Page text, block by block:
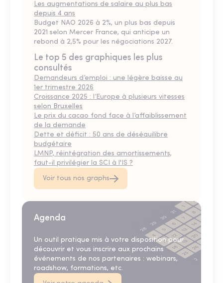
Les augmentations de salaire au plus bas
depuis 4 ans
Budget NAO 2026 à 2%, un plus bas depuis
2021 selon Mercer France, qui anticipe un
rebond à 2,5% pour les négociations 2027.
Le top 5 des graphiques les plus
consultés
Demandeurs d’emploi : une légère baisse au
1er trimestre 2026
Croissance 2025 : l’Europe à plusieurs vitesses
selon Bruxelles
Le prix du cacao fond face à l’affaiblissement
de la demande
Dette et déficit : 50 ans de déséquilibre
budgétaire
LMNP, réintégration des amortissements,
faut-il privilégier la SCI à l'IS ?
Voir tous nos graphs
Agenda
Un outil pratique mis à votre disposition pour
découvrir et vous inscrire aux prochains
événements de nos partenaires : webinars,
roadshow, formations, etc.